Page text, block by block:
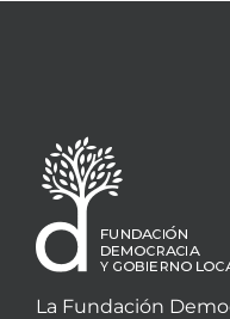
La Fundación